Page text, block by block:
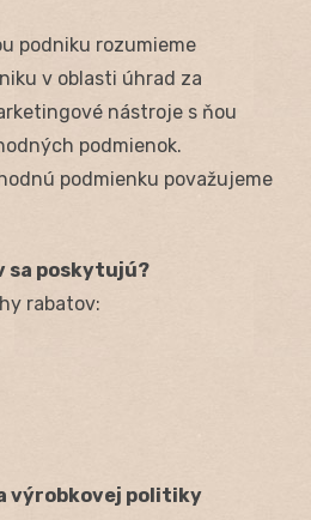
podniku rozumieme
v oblasti úhrad za
nástroje s ňou
podmienok.
podmienku považujeme
sa poskytujú?
rabatov:
výrobkovej politiky